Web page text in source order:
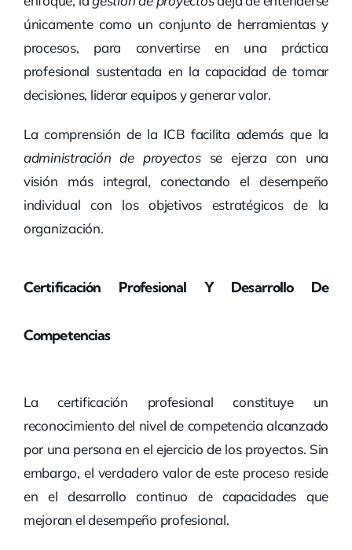
únicamente como un conjunto de herramientas y
procesos, para convertirse en una práctica
profesional sustentada en la capacidad de tomar
decisiones, liderar equipos y generar valor.
La comprensión de la ICB facilita además que la
administración de proyectosse ejerza con una
visión más integral, conectando el desempeño
individual con los objetivos estratégicos de la
organización.
Certificación Profesional Y Desarrollo De
Competencias
La certificación profesional constituye un
reconocimiento del nivel de competencia alcanzado
por una persona en el ejercicio de los proyectos. Sin
embargo, el verdadero valor de este proceso reside
en el desarrollo continuo de capacidades que
mejoran el desempeño profesional.